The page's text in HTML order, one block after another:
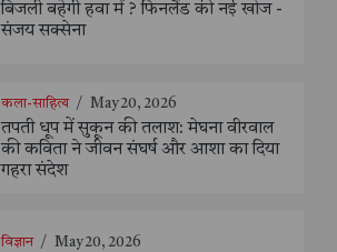
बिजली बहेगी हवा में ? फिनलैंड की नई खोज -
संजय सक्सेना
कला-साहित्य / May 20, 2026
तपती धूप में सुकून की तलाश: मेघना वीरवाल
की कविता ने जीवन संघर्ष और आशा का दिया
गहरा संदेश
विज्ञान / May 20, 2026